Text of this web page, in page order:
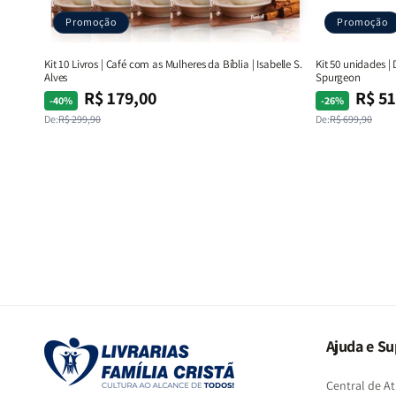
Promoção
Kit 10 Livros | Café com as Mulheres da Bíblia | Isabelle S.
Alves
-40%
Preço
normal
De:R$ 299,90
Preço
promocional
R$ 179,00
Promoção
Kit 50 unidades |
Spurgeon
-26%
Preço
normal
De:R$ 699,90
Preço
promocional
R$
Ajuda e
Central de